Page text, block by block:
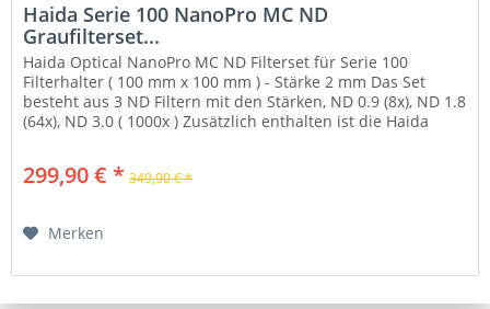
Haida Serie 100 NanoPro MC ND
Graufilterset...
Haida Optical NanoPro MC ND Filterset für Serie 100
Filterhalter ( 100 mm x 100 mm ) - Stärke 2 mm Das Set
besteht aus 3 ND Filtern mit den Stärken, ND 0.9 (8x), ND 1.8
(64x), ND 3.0 ( 1000x ) Zusätzlich enthalten ist die Haida
299,90 € * 349,90 € *
Merken